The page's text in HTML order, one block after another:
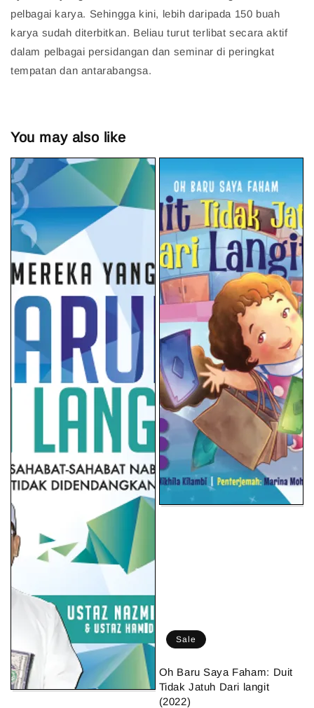
pelbagai karya. Sehingga kini, lebih daripada 150 buah
karya sudah diterbitkan. Beliau turut terlibat secara aktif
dalam pelbagai persidangan dan seminar di peringkat
tempatan dan antarabangsa.
You may also like
Sale
Oh Baru Saya Faham: Duit
Tidak Jatuh Dari langit
(2022)